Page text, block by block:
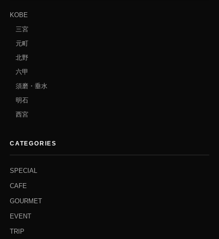
KOBE
三宮
元町
北野
六甲
須磨・垂水
明石
西宮
CATEGORIES
SPECIAL
CAFE
GOURMET
EVENT
TRIP